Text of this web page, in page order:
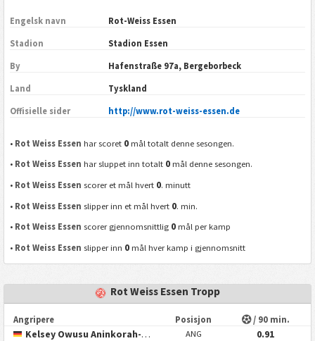
Engelsk navn Rot-Weiss Essen
Stadion Stadion Essen
By Hafenstraße 97a, Bergeborbeck
Land Tyskland
Offisielle sider http://www.rot-weiss-essen.de
• Rot Weiss Essen har scoret 0 mål totalt denne sesongen.
• Rot Weiss Essen har sluppet inn totalt 0 mål denne sesongen.
• Rot Weiss Essen scorer et mål hvert 0. minutt
• Rot Weiss Essen slipper inn et mål hvert 0. min.
• Rot Weiss Essen scorer gjennomsnittlig 0 mål per kamp
• Rot Weiss Essen slipper inn 0 mål hver kamp i gjennomsnitt
Rot Weiss Essen Tropp
Angripere Posisjon / 90 min.
Kelsey Owusu Aninkorah-Meisel ANG
0.91